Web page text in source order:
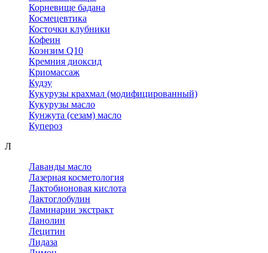
Корневище бадана
Космецевтика
Косточки клубники
Кофеин
Коэнзим Q10
Кремния диоксид
Криомассаж
Кудзу
Кукурузы крахмал (модифицированный)
Кукурузы масло
Кунжута (сезам) масло
Купероз
Л
Лаванды масло
Лазерная косметология
Лактобионовая кислота
Лактоглобулин
Ламинарии экстракт
Ланолин
Лецитин
Лидаза